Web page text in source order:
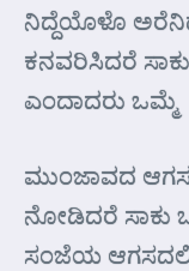
ನಿದ್ದೆಯೊಳೊ
ಕನವರಿಸಿದರೆ ಸಾಕು
ಎಂದಾದರು ಒಮ್ಮೆ
ಮುಂಜಾವದ
ನೋಡಿದರೆ ಸಾಕು
ಸಂಜೆಯ